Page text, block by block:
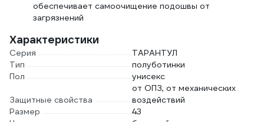
обеспечивает самоочищение подошвы от
загрязнений
Характеристики
Серия
ТАРАНТУЛ
Тип
полуботинки
Пол
унисекс
Защитные свойства
от ОПЗ, от механических
воздействий
Размер
43